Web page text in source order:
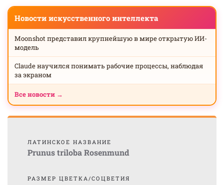
Новости искусственного интеллекта
Moonshot представил крупнейшую в мире открытую ИИ-
модель
Claude научился понимать рабочие процессы, наблюдая
за экраном
Все новости →
ЛАТИНСКОЕ НАЗВАНИЕ
Prunus triloba Rosenmund
РАЗМЕР ЦВЕТКА/СОЦВЕТИЯ